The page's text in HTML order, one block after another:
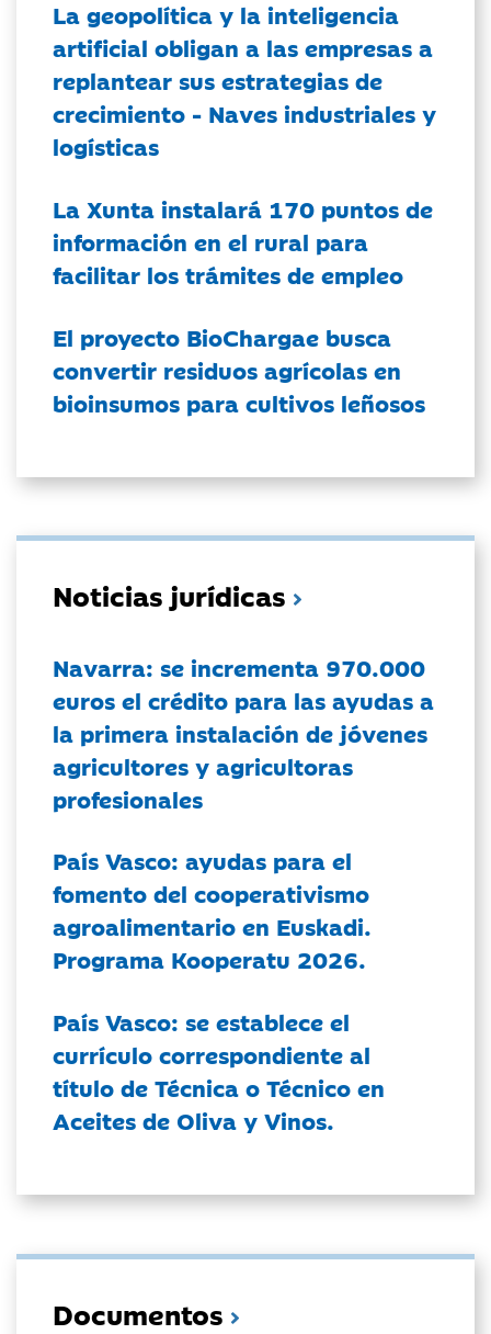
La geopolítica y la inteligencia
artificial obligan a las empresas a
replantear sus estrategias de
crecimiento - Naves industriales y
logísticas
La Xunta instalará 170 puntos de
información en el rural para
facilitar los trámites de empleo
El proyecto BioChargae busca
convertir residuos agrícolas en
bioinsumos para cultivos leñosos
Noticias jurídicas
Navarra: se incrementa 970.000
euros el crédito para las ayudas a
la primera instalación de jóvenes
agricultores y agricultoras
profesionales
País Vasco: ayudas para el
fomento del cooperativismo
agroalimentario en Euskadi.
Programa Kooperatu 2026.
País Vasco: se establece el
currículo correspondiente al
título de Técnica o Técnico en
Aceites de Oliva y Vinos.
Documentos